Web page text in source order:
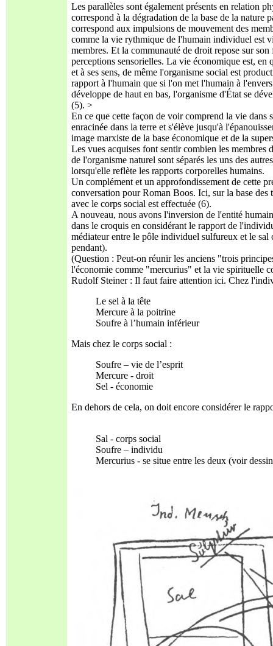
Les parallèles sont également présents en relation
correspond à la dégradation de la base de la
correspond aux impulsions de mouvement des
comme la vie rythmique de l'humain individuel est
membres. Et la communauté de droit repose sur
perceptions sensorielles. La vie économique est,
et à ses sens, de même l'organisme social est
rapport à l'humain que si l'on met l'humain à
développe de haut en bas, l'organisme d'État se
(5). >
En ce que cette façon de voir comprend la vie dans
enracinée dans la terre et s'élève jusqu'à
image marxiste de la base économique et de la
Les vues acquises font sentir combien les membres
de l'organisme naturel sont séparés les uns des
lorsqu'elle reflète les rapports corporelles humains.
Un complément et un approfondissement de cette
conversation pour Roman Boos. Ici, sur la base
avec le corps social est effectuée (6).
A nouveau, nous avons l'inversion de l'entité
dans le croquis en considérant le rapport de
médiateur entre le pôle individuel sulfureux et le
pendant).
(Question : Peut-on réunir les anciens "trois
l'économie comme "mercurius" et la vie spirituelle
Rudolf Steiner : Il faut faire attention ici. Chez
Le sel à la tête
Mercure à la poitrine
Soufre à l’humain inférieur
Mais chez le corps social :
Soufre – vie de l’esprit
Mercure - droit
Sel - économie
En dehors de cela, on doit encore considérer le
Sal - corps social
Soufre – individu
Mercurius - se situe entre les deux (voir